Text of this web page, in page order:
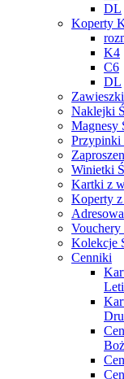
DL
Koperty
K4
C6
DL
Naklejki
Magnesy
Przypinki
Winietki
Kartki z
Koperty z
Vouchery
Kolekcje
Cenniki